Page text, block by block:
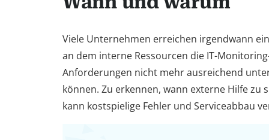
Viele Unternehmen erreichen irgendwann
an dem interne Ressourcen die IT-
Anforderungen nicht mehr ausreichend
können. Zu erkennen, wann externe Hilfe zu
kann kostspielige Fehler und Serviceabbau